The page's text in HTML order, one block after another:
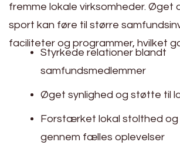
fremme lokale virksomheder. Øget
sport kan føre til større
faciliteter og programmer, hvilket
Styrkede relationer blandt
samfundsmedlemmer
Øget synlighed og støtte til
Forstærket lokal stolthed
gennem fælles oplevelser